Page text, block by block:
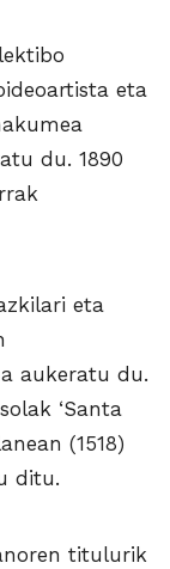
eta
du. 1890
eta
aukeratu du.
‘Santa
(1518)
ditu.
titulurik